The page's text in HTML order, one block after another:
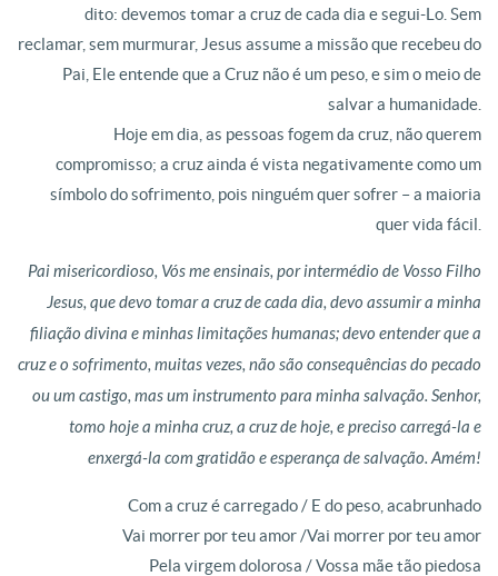
dito: devemos tomar a cruz de cada dia e segui-Lo. Sem
reclamar, sem murmurar, Jesus assume a missão que recebeu do
Pai, Ele entende que a Cruz não é um peso, e sim o meio de
salvar a humanidade.
Hoje em dia, as pessoas fogem da cruz, não querem
compromisso; a cruz ainda é vista negativamente como um
símbolo do sofrimento, pois ninguém quer sofrer – a maioria
quer vida fácil.
Pai misericordioso, Vós me ensinais, por intermédio de Vosso Filho
Jesus, que devo tomar a cruz de cada dia, devo assumir a minha
filiação divina e minhas limitações humanas; devo entender que a
cruz e o sofrimento, muitas vezes, não são consequências do pecado
ou um castigo, mas um instrumento para minha salvação. Senhor,
tomo hoje a minha cruz, a cruz de hoje, e preciso carregá-la e
enxergá-la com gratidão e esperança de salvação. Amém!
Com a cruz é carregado / E do peso, acabrunhado
Vai morrer por teu amor /Vai morrer por teu amor
Pela virgem dolorosa / Vossa mãe tão piedosa